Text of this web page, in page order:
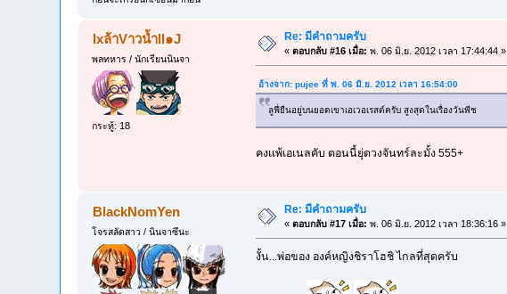
lxล้าVาวน้ำll๑J
พลทหาร / นักเรียนนินจา
กระทู้: 18
Re: มีคำถามครับ
«ตอบกลับ #16 เมื่อ: พ. 06 มิ.ย. 2012 เวลา 17:44:44 »
อ้างจาก: pujee ที่ พ. 06 มิ.ย. 2012 เวลา 16:54:00
ลูฟี่ยืนอยู่บนยอดเขาเอเวอเรสต์ครับ สูงสุดในเรื่องวันพีช
คงแพ้เอเนลคับ ตอนนี้ยุ่ดวงจันทร์ละมั้ง 555+
BlackNomYen
โจรสลัดสาว / นินจาซึนะ
Re: มีคำถามครับ
«ตอบกลับ #17 เมื่อ: พ. 06 มิ.ย. 2012 เวลา 18:36:16 »
งั้น...พ่อของ องค์หญิงชิราโฮชิ ไกลที่สุดครับ